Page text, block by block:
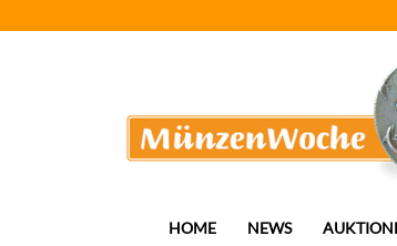
HOME NEWS